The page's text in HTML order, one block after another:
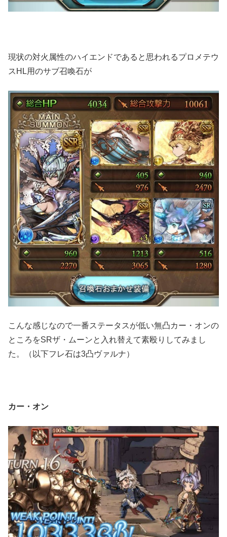
現状の対火属性のハイエンドであると思われるプロメテウ
スHL用のサブ召喚石が
こんな感じなので一番ステータスが低い無凸カー・オンの
ところをSRザ・ムーンと入れ替えて素殴りしてみまし
た。（以下フレ石は3凸ヴァルナ）
カー・オン